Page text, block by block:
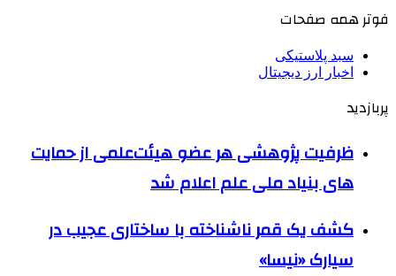
فوتر همه صفحات
سبد پلاستیکی
اخبار ارز دیجیتال
پربازدید
ظرفیت پژوهشی هر عضو هیئت‌علمی از حمایت
های بنیاد ملی علم اعلام شد
کشف یک قمر ناشناخته با ساختاری عجیب در
سیارک «نیسا»